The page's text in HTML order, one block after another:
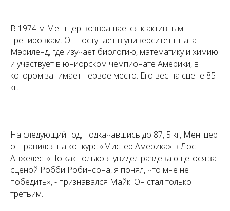
В 1974-м Ментцер возвращается к активным
тренировкам. Он поступает в университет штата
Мэриленд, где изучает биологию, математику и химию
и участвует в юниорском чемпионате Америки, в
котором занимает первое место. Его вес на сцене 85
кг.
На следующий год, подкачавшись до 87, 5 кг, Ментцер
отправился на конкурс «Мистер Америка» в Лос-
Анжелес. «Но как только я увидел раздевающегося за
сценой Робби Робинсона, я понял, что мне не
победить», - признавался Майк. Он стал только
третьим.